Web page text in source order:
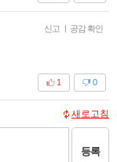
신고 | 공감 확인
0
1
새로고침
등록